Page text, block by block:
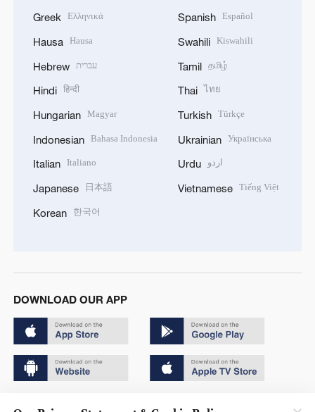
Greek Ελληνικά
Hausa Hausa
Hebrew עברית
Hindi हिन्दी
Hungarian Magyar
Indonesian Bahasa Indonesia
Italian Italiano
Japanese 日本語
Korean 한국어
Spanish Español
Swahili Kiswahili
Tamil தமிழ்
Thai ไทย
Turkish Türkçe
Ukrainian Українська
Urdu اردو
Vietnamese Tiếng Việt
DOWNLOAD OUR APP